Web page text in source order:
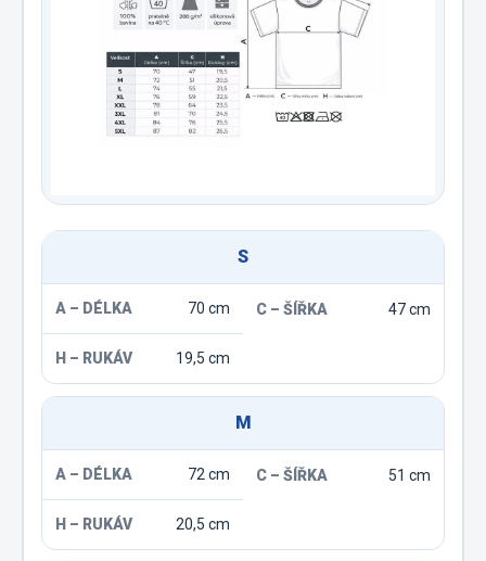
S
70 cm 47 cm
19,5 cm
M
72 cm 51 cm
20,5 cm